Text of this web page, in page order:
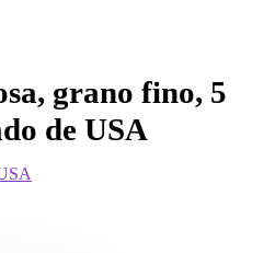
grano fino, 5
de USA